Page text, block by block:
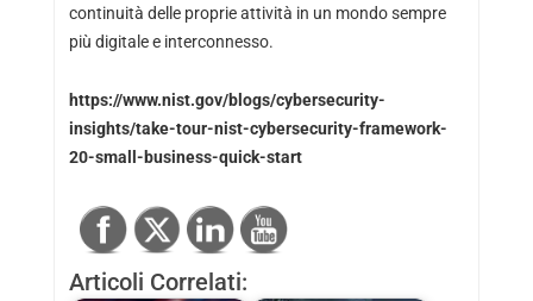
continuità delle proprie attività in un mondo sempre
più digitale e interconnesso.
https://www.nist.gov/blogs/cybersecurity-
insights/take-tour-nist-cybersecurity-framework-
20-small-business-quick-start
Articoli Correlati: